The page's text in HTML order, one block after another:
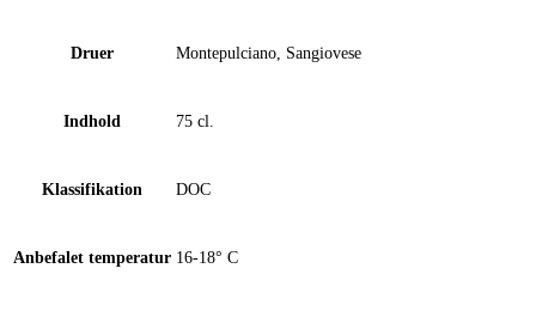
Druer Montepulciano, Sangiovese
Indhold 75 cl.
Klassifikation DOC
Anbefalet temperatur 16-18° C